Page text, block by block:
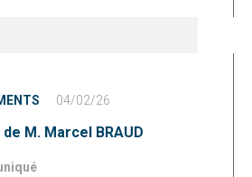
04/02/26
M. Marcel BRAUD